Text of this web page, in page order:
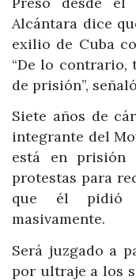
Alcántara dice
exilio de Cuba
“De lo contrario,
de prisión”,
Siete años de
integrante del
está en prisión
protestas para
que él pidió
masivamente.
Será juzgado a
por ultraje a los